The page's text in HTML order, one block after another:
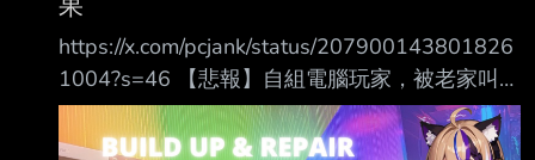
https://x.com/pcjank/status/207900143801826
1004?s=46 【悲報】自組電腦玩家，被老家叫回
去後的結果 ① 父母打電話來：「可以幫我們看
看電腦嗎？」 ② 說是「電腦變得很慢」，於是